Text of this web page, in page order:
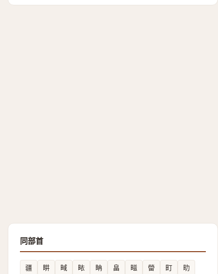
同部首
疆 畊 㽣 畩 畘 畠 㽧 㽦 町
㽖